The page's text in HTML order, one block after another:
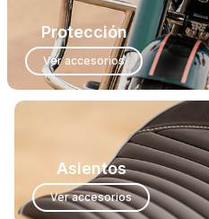
Protección
Ver accesorios
Asientos
Ver accesorios